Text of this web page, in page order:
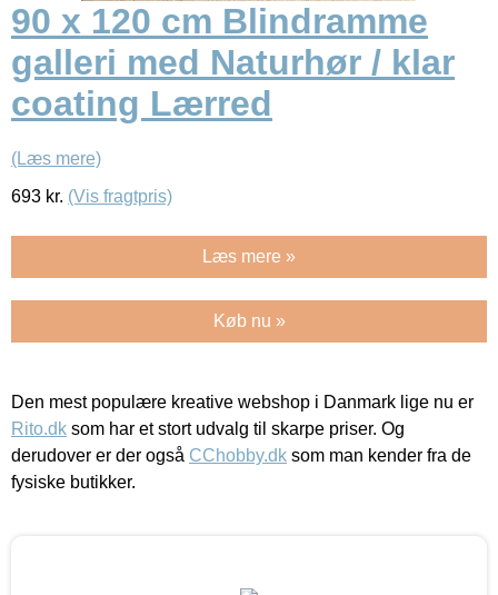
90 x 120 cm Blindramme
galleri med Naturhør / klar
coating Lærred
(Læs mere)
693 kr. (Vis fragtpris)
Læs mere »
Køb nu »
Den mest populære kreative webshop i Danmark lige nu er
Rito.dk som har et stort udvalg til skarpe priser. Og
derudover er der også CChobby.dk som man kender fra de
fysiske butikker.